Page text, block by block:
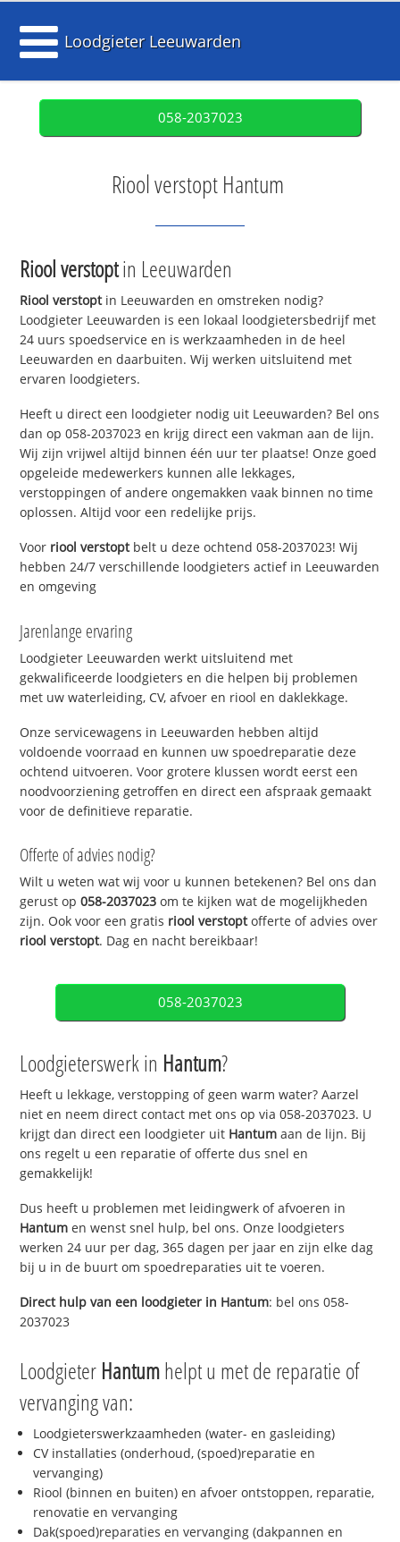
Loodgieter Leeuwarden
058-2037023
Riool verstopt Hantum
Riool verstoptin Leeuwarden
Riool verstoptin Leeuwarden en omstreken nodig?
Loodgieter Leeuwarden is een lokaal loodgietersbedrijf met
24 uurs spoedservice en is werkzaamheden in de heel
Leeuwarden en daarbuiten. Wij werken uitsluitend met
ervaren loodgieters.
Heeft u direct een loodgieter nodig uit Leeuwarden? Bel ons
dan op 058-2037023 en krijg direct een vakman aan de lijn.
Wij zijn vrijwel altijd binnen één uur ter plaatse! Onze goed
opgeleide medewerkers kunnen alle lekkages,
verstoppingen of andere ongemakken vaak binnen no time
oplossen. Altijd voor een redelijke prijs.
Voor riool verstoptbelt u deze ochtend 058-2037023! Wij
hebben 24/7 verschillende loodgieters actief in Leeuwarden
en omgeving
Jarenlange ervaring
Loodgieter Leeuwarden werkt uitsluitend met
gekwalificeerde loodgieters en die helpen bij problemen
met uw waterleiding, CV, afvoer en riool en daklekkage.
Onze servicewagens in Leeuwarden hebben altijd
voldoende voorraad en kunnen uw spoedreparatie deze
ochtend uitvoeren. Voor grotere klussen wordt eerst een
noodvoorziening getroffen en direct een afspraak gemaakt
voor de definitieve reparatie.
Offerte of advies nodig?
Wilt u weten wat wij voor u kunnen betekenen? Bel ons dan
gerust op058-2037023 om te kijken wat de mogelijkheden
zijn. Ook voor een gratis riool verstoptofferte of advies over
riool verstopt. Dag en nacht bereikbaar!
058-2037023
Loodgieterswerk in Hantum?
Heeft u lekkage, verstopping of geen warm water? Aarzel
niet en neem direct contact met ons op via 058-2037023. U
krijgt dan direct een loodgieter uit Hantum aan de lijn. Bij
ons regelt u een reparatie of offerte dus snel en
gemakkelijk!
Dus heeft u problemen met leidingwerk of afvoeren in
Hantum en wenst snel hulp, bel ons. Onze loodgieters
werken 24 uur per dag, 365 dagen per jaar en zijn elke dag
bij u in de buurt om spoedreparaties uit te voeren.
Direct hulp van een loodgieter in Hantum: bel ons 058-
2037023
Loodgieter Hantumhelpt u met de reparatie of
vervanging van:
Loodgieterswerkzaamheden (water- en gasleiding)
CV installaties (onderhoud, (spoed)reparatie en
vervanging)
Riool (binnen en buiten) en afvoer ontstoppen, reparatie,
renovatie en vervanging
Dak(spoed)reparaties en vervanging (dakpannen en